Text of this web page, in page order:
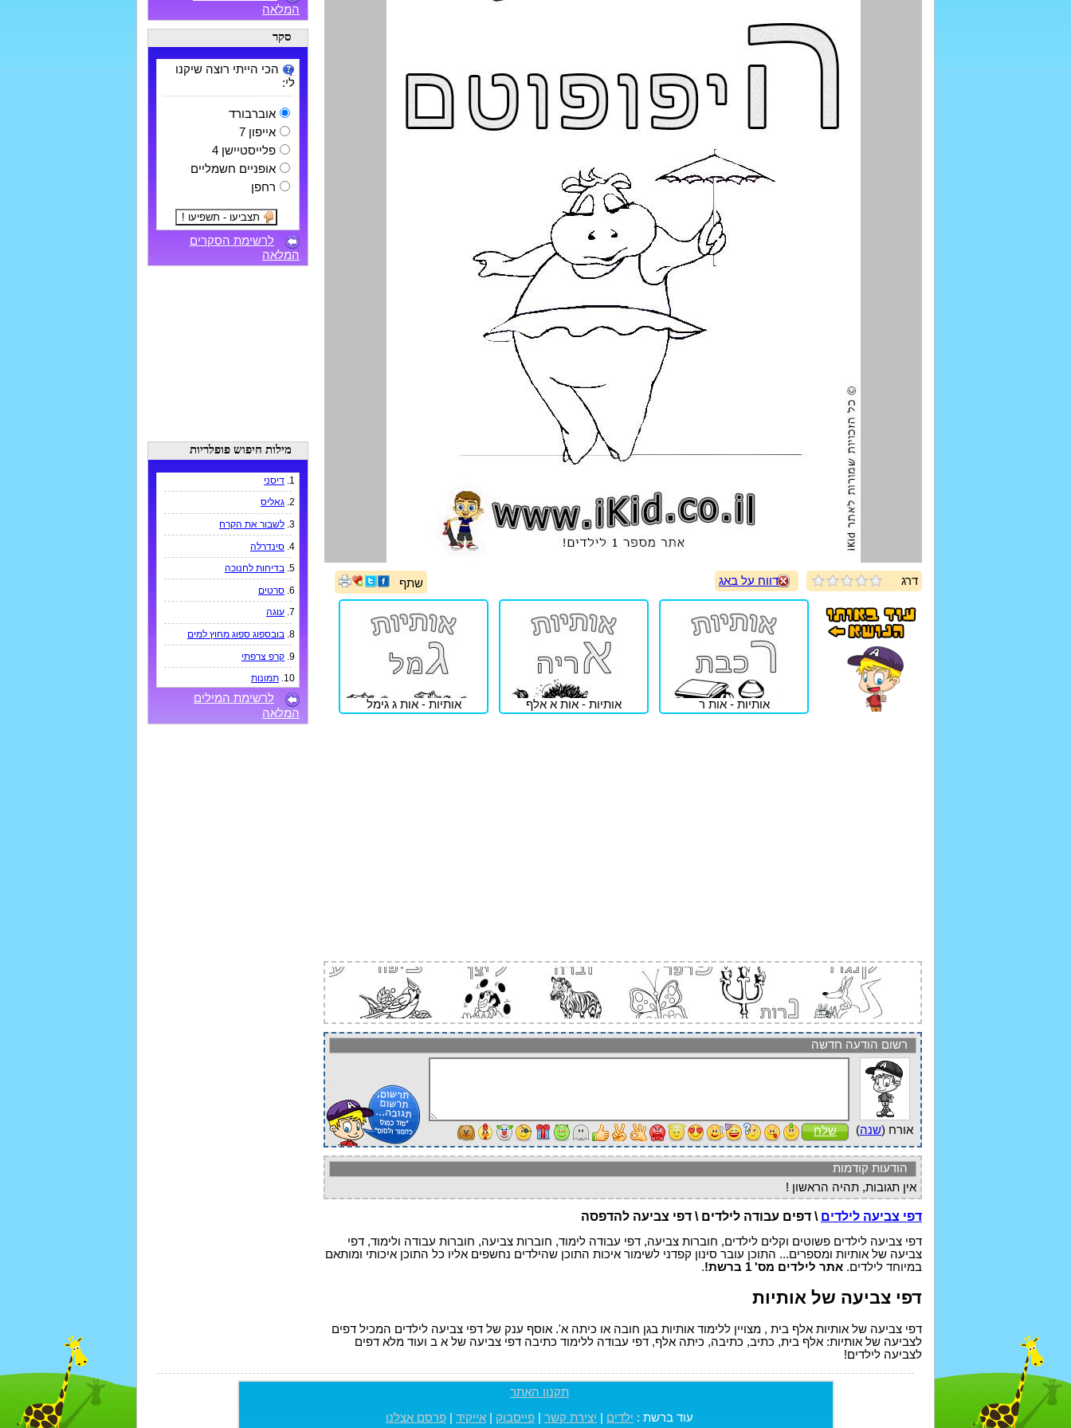
דרג דווח על באג שתף
אותיות - אות ר אותיות - אות א אלף אותיות - אות ג גימל
רשום הודעה חדשה
אורח (שנה) שלח
הודעות קודמות
אין תגובות, תהיה הראשון !
דפי צביעה לילדים \ דפים עבודה לילדים \ דפי צביעה להדפסה
דפי צביעה לילדים פשוטים וקלים לילדים, חוברות צביעה, דפי עבודה לימוד, חוברות צביעה, חוברות עבודה ולימוד, דפי
צביעה של אותיות ומספרים... התוכן עובר סינון קפדני לשימור איכות התוכן שהילדים נחשפים אליו כל התוכן איכותי ומותאם
במיוחד לילדים. אתר לילדים מס' 1 ברשת! .
דפי צביעה של אותיות
דפי צביעה של אותיות אלף בית , מצויין ללימוד אותיות בגן חובה או כיתה א'. אוסף ענק של דפי צביעה לילדים המכיל דפים
לצביעה של אותיות: אלף בית, כתיב, כתיבה, כיתה אלף, דפי עבודה ללימוד כתיבה דפי צביעה של א ב ועוד מלא דפים
לצביעה לילדים!
המלאה
סקר
הכי הייתי רוצה שיקנו
לי:
אוברבורד
אייפון 7
פלייסטיישן 4
אופניים חשמליים
רחפן
לרשימת הסקרים
המלאה
מילות חיפוש פופלריות
1. דיסני
2. גאליס
3. לשבור את הקרח
4. סינדרלה
5. בדיחות לחנוכה
6. סרטים
7. עוגה
8. בובספוג ספוג מחוץ למים
9. קרפ צרפתי
10. תמונות
לרשימת המילים
המלאה
תקנון האתר
עוד ברשת : ילדים יצירת קשר פייסבוק אייקיד פרסם אצלנו